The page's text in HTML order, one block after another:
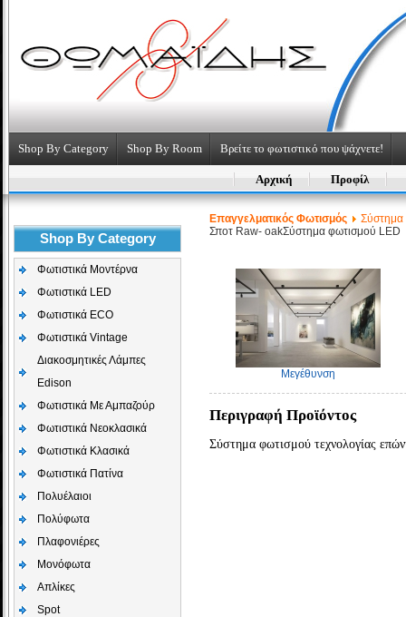
Shop By Category Shop By Room Βρείτε το φωτιστικό που ψάχνετε!
Αρχική Προφίλ
Shop By Category
Φωτιστικά Μοντέρνα
Φωτιστικά LED
Φωτιστικά ECO
Φωτιστικά Vintage
Διακοσμητικές Λάμπες
Edison
Φωτιστικά Με Αμπαζούρ
Φωτιστικά Νεοκλασικά
Φωτιστικά Κλασικά
Φωτιστικά Πατίνα
Πολυέλαιοι
Πολύφωτα
Πλαφονιέρες
Μονόφωτα
Απλίκες
Spot
Επαγγελματικός Φωτισμός
Σύστημα
Σποτ Raw- oakΣύστημα φωτισμού LED
Μεγέθυνση
Περιγραφή Προϊόντος
Σύστημα φωτισμού τεχνολογίας